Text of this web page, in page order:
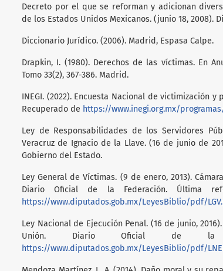
Decreto por el que se reforman y adicionan
de los Estados Unidos Mexicanos. (junio 18, 2008).
Diccionario Jurídico. (2006). Madrid, Espasa Calpe.
Drapkin, I. (1980). Derechos de las víctimas. En
Tomo 33(2), 367-386. Madrid.
INEGI. (2022). Encuesta Nacional de victimización
Recuperado de https://www.inegi.org.mx/
Ley de Responsabilidades de los Servidores
Veracruz de Ignacio de la Llave. (16 de junio de
Gobierno del Estado.
Ley General de Víctimas. (9 de enero, 2013).
Diario Oficial de la Federación. Última
https://www.diputados.gob.mx/LeyesBiblio/pdf/
Ley Nacional de Ejecución Penal. (16 de junio,
Unión. Diario Oficial de la
https://www.diputados.gob.mx/LeyesBiblio/pdf/